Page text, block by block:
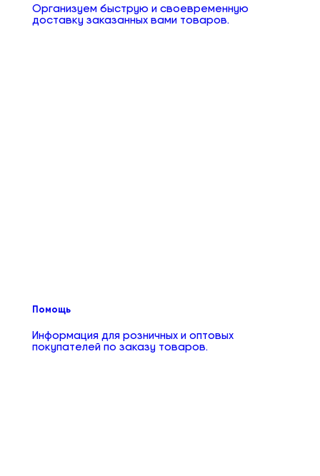
Организуем быструю и своевременную
доставку заказанных вами товаров.
Помощь
Информация для розничных и оптовых
покупателей по заказу товаров.